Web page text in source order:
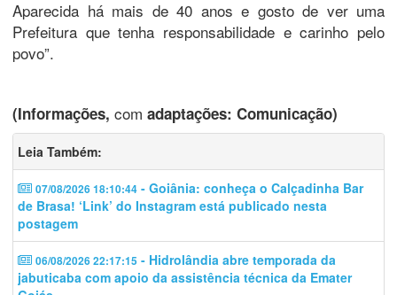
Aparecida há mais de 40 anos e gosto de ver uma
Prefeitura que tenha responsabilidade e carinho pelo
povo”.
(Informações, com adaptações: Comunicação)
Leia Também:
07/08/2026 18:10:44 - Goiânia: conheça o Calçadinha Bar
de Brasa! ‘Link’ do Instagram está publicado nesta
postagem
06/08/2026 22:17:15 - Hidrolândia abre temporada da
jabuticaba com apoio da assistência técnica da Emater